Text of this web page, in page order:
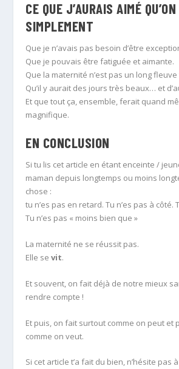
CE QUE J’AURAIS AIMÉ
SIMPLEMENT
Que je n’avais pas besoin d’être
Que je pouvais être fatiguée et aimante.
Que la maternité n’est pas un long
Qu’il y aurait des jours très beaux… et
Et que tout ça, ensemble, ferait quand
magnifique.
EN CONCLUSION
Si tu lis cet article en étant enceinte /
maman depuis longtemps ou moins
chose :
tu n’es pas en retard. Tu n’es pas à côté.
Tu n’es pas « moins bien que »
La maternité ne se réussit pas.
Elle sevit.
Et souvent, on fait déjà de notre mieux
rendre compte !
Et puis, on fait surtout comme on peut et
comme on veut.
Si cet article t’a fait du bien, n’hésite pas